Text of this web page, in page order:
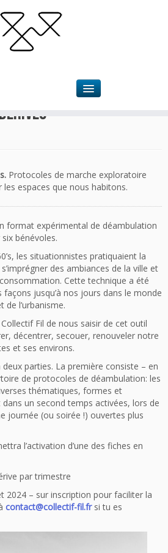
Dérives
Protocoles de marche exploratoire
espaces que nous habitons.
format expérimental de déambulation
bénévoles.
les situationnistes pratiquaient la
des ambiances de la ville et
Cette technique a été
jusqu’à nos jours dans le monde
de l’urbanisme.
Fil de nous saisir de cet outil
décentrer, secouer, renouveler notre
et ses environs.
parties. La première consiste – en
de protocoles de déambulation: les
thématiques, formes et
un second temps activées, lors de
journée (ou soirée !) ouvertes plus
l’activation d’une des fiches en
par trimestre
2024 – sur inscription pour faciliter la
contact@collectif-fil.frsi tu es